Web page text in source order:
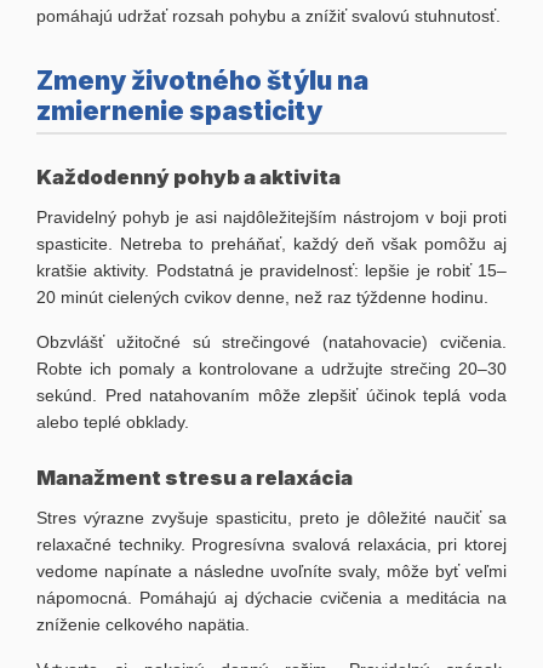
pomáhajú udržať rozsah pohybu a znížiť svalovú stuhnutosť.
Zmeny životného štýlu na
zmiernenie spasticity
Každodenný pohyb a aktivita
Pravidelný pohyb je asi najdôležitejším nástrojom v boji proti
spasticite. Netreba to preháňať, každý deň však pomôžu aj
kratšie aktivity. Podstatná je pravidelnosť: lepšie je robiť 15–
20 minút cielených cvikov denne, než raz týždenne hodinu.
Obzvlášť užitočné sú strečingové (natahovacie) cvičenia.
Robte ich pomaly a kontrolovane a udržujte strečing 20–30
sekúnd. Pred natahovaním môže zlepšiť účinok teplá voda
alebo teplé obklady.
Manažment stresu a relaxácia
Stres výrazne zvyšuje spasticitu, preto je dôležité naučiť sa
relaxačné techniky. Progresívna svalová relaxácia, pri ktorej
vedome napínate a následne uvoľníte svaly, môže byť veľmi
nápomocná. Pomáhajú aj dýchacie cvičenia a meditácia na
zníženie celkového napätia.